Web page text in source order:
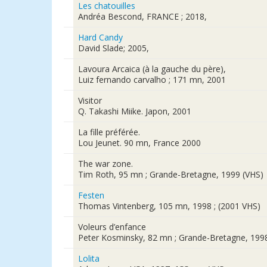
Les chatouilles
Andréa Bescond, FRANCE ; 2018,
Hard Candy
David Slade; 2005,
Lavoura Arcaica (à la gauche du père),
Luiz fernando carvalho ; 171 mn, 2001
Visitor
Q. Takashi Miike. Japon, 2001
La fille préférée.
Lou Jeunet. 90 mn, France 2000
The war zone.
Tim Roth, 95 mn ; Grande-Bretagne, 1999 (VHS)
Festen
Thomas Vintenberg, 105 mn, 1998 ; (2001 VHS)
Voleurs d’enfance
Peter Kosminsky, 82 mn ; Grande-Bretagne,
Lolita